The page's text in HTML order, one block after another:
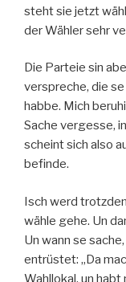
steht sie jetzt
der Wähler sehr
Die Parteie sin
verspreche, die
habbe. Mich
Sache vergesse,
scheint sich also
befinde.
Isch werd
wähle gehe. Un
Un wann se
entrüstet: „Da
Wahllokal, un habt